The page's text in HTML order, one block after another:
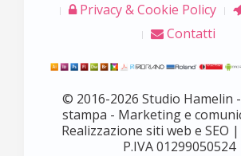
Privacy & Cookie Policy
Contatti
© 2016-2026 Studio Hamelin
stampa - Marketing e
Realizzazione siti web e SEO
P.IVA 01299050524